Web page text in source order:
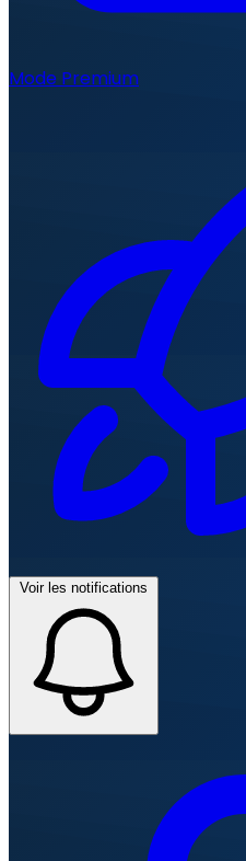
Mode Premium
Voir les notifications